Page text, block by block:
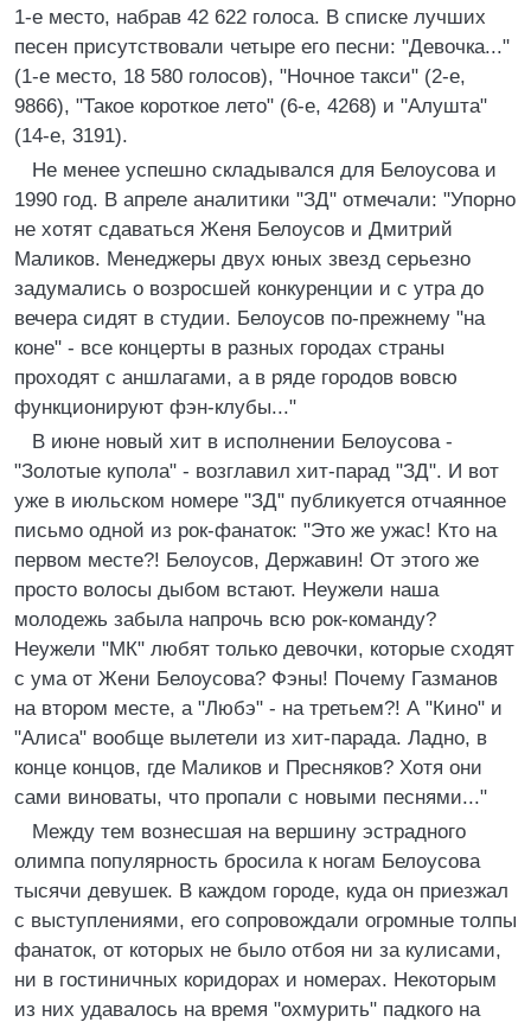
1-е место, набрав 42 622 голоса. В списке лучших
песен присутствовали четыре его песни: "Девочка..."
(1-е место, 18 580 голосов), "Ночное такси" (2-е,
9866), "Такое короткое лето" (6-е, 4268) и "Алушта"
(14-е, 3191).
Не менее успешно складывался для Белоусова и
1990 год. В апреле аналитики "ЗД" отмечали: "Упорно
не хотят сдаваться Женя Белоусов и Дмитрий
Маликов. Менеджеры двух юных звезд серьезно
задумались о возросшей конкуренции и с утра до
вечера сидят в студии. Белоусов по-прежнему "на
коне" - все концерты в разных городах страны
проходят с аншлагами, а в ряде городов вовсю
функционируют фэн-клубы..."
В июне новый хит в исполнении Белоусова -
"Золотые купола" - возглавил хит-парад "ЗД". И вот
уже в июльском номере "ЗД" публикуется отчаянное
письмо одной из рок-фанаток: "Это же ужас! Кто на
первом месте?! Белоусов, Державин! От этого же
просто волосы дыбом встают. Неужели наша
молодежь забыла напрочь всю рок-команду?
Неужели "МК" любят только девочки, которые сходят
с ума от Жени Белоусова? Фэны! Почему Газманов
на втором месте, а "Любэ" - на третьем?! А "Кино" и
"Алиса" вообще вылетели из хит-парада. Ладно, в
конце концов, где Маликов и Пресняков? Хотя они
сами виноваты, что пропали с новыми песнями..."
Между тем вознесшая на вершину эстрадного
олимпа популярность бросила к ногам Белоусова
тысячи девушек. В каждом городе, куда он приезжал
с выступлениями, его сопровождали огромные толпы
фанаток, от которых не было отбоя ни за кулисами,
ни в гостиничных коридорах и номерах. Некоторым
из них удавалось на время "охмурить" падкого на